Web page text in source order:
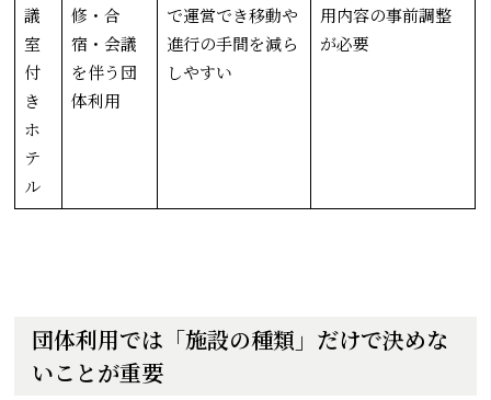
議
室
付
き
ホ
テ
ル
修・合
宿・会議
を伴う団
体利用
で運営でき移動や
進行の手間を減ら
しやすい
用内容の事前調整
が必要
団体利用では「施設の種類」だけで決めな
いことが重要